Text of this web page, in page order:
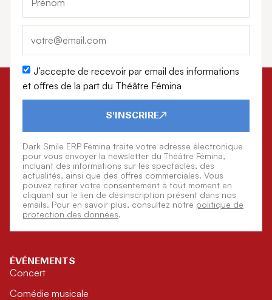
J’accepte de recevoir par email des informations
et offres de la part du Théâtre Fémina
S'INSCRIRE
Dark Smile ERP Fémina traite votre adresse électronique
pour vous envoyer la newsletter du Théâtre Fémina,
incluant des informations sur les spectacles, des
actualités, ainsi que des offres commerciales. Vous
pouvez retirer votre consentement à tout moment en
cliquant sur le lien de désinscription présent dans nos
emails. Pour en savoir plus, consultez notre politique de
protection des données.
ÉVÉNEMENTS
Concert
Comédie musicale